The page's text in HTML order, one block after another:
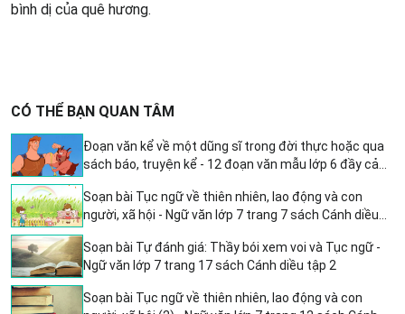
bình dị của quê hương.
CÓ THỂ BẠN QUAN TÂM
Đoạn văn kể về một dũng sĩ trong đời thực hoặc qua
sách báo, truyện kể - 12 đoạn văn mẫu lớp 6 đầy cảm
Soạn bài Tục ngữ về thiên nhiên, lao động và con
người, xã hội - Ngữ văn lớp 7 trang 7 sách Cánh diều
Soạn bài Tự đánh giá: Thầy bói xem voi và Tục ngữ -
Ngữ văn lớp 7 trang 17 sách Cánh diều tập 2
Soạn bài Tục ngữ về thiên nhiên, lao động và con